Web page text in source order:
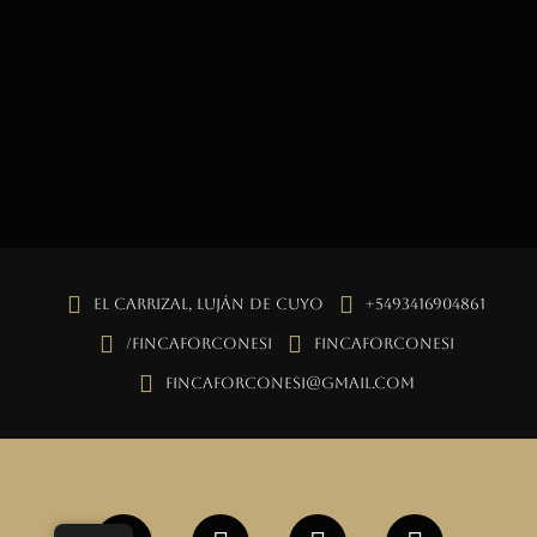
El Carrizal, Luján de Cuyo +5493416904861
/fincaforconesi fincaforconesi
fincaforconesi@gmail.com